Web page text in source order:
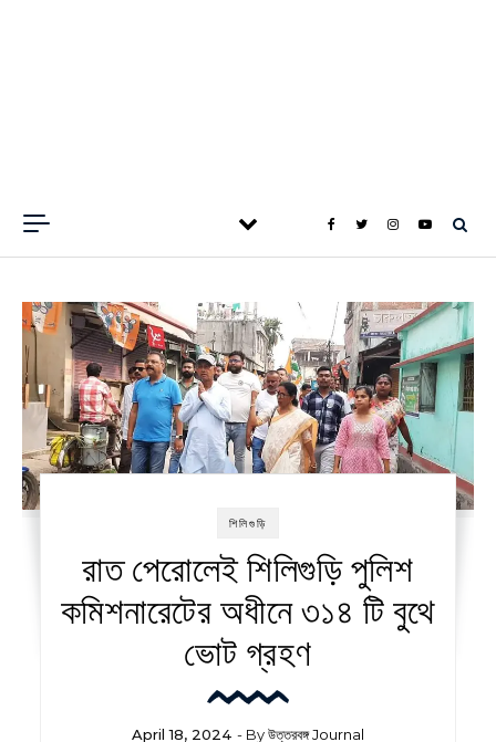
শিলিগুড়ি
রাত পেরোলেই শিলিগুড়ি পুলিশ
কমিশনারেটের অধীনে ৩১৪ টি বুথে
ভোট গ্রহণ
April 18, 2024 - Byউত্তরবঙ্গ Journal